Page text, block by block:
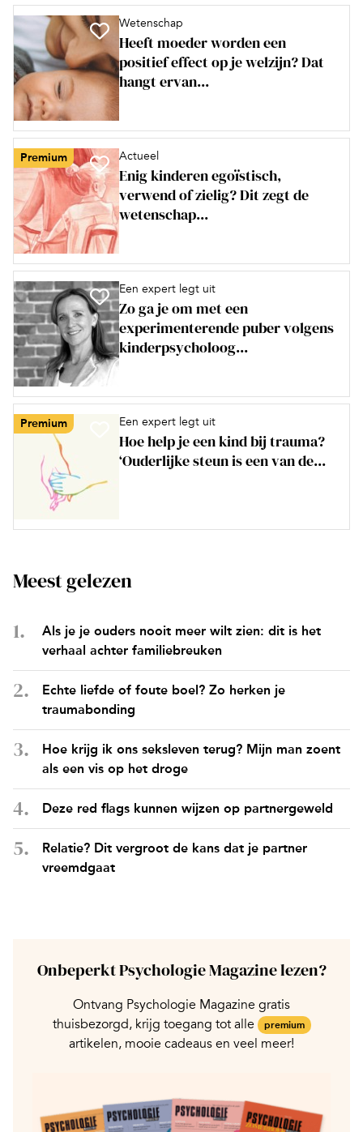
Wetenschap
Heeft moeder worden een
positief effect op je welzijn? Dat
hangt ervan...
Premium Actueel
Enig kinderen egoïstisch,
verwend of zielig? Dit zegt de
wetenschap...
Een expert legt uit
Zo ga je om met een
experimenterende puber volgens
kinderpsycholoog...
Premium Een expert legt uit
Hoe help je een kind bij trauma?
‘Ouderlijke steun is een van de...
Meest gelezen
Als je je ouders nooit meer wilt zien: dit is het
verhaal achter familiebreuken
Echte liefde of foute boel? Zo herken je
traumabonding
Hoe krijg ik ons seksleven terug? Mijn man zoent
als een vis op het droge
Deze red flags kunnen wijzen op partnergeweld
Relatie? Dit vergroot de kans dat je partner
vreemdgaat
Onbeperkt Psychologie Magazine lezen?
Ontvang Psychologie Magazine gratis
thuisbezorgd, krijg toegang tot alle
premium
artikelen, mooie cadeaus en veel meer!